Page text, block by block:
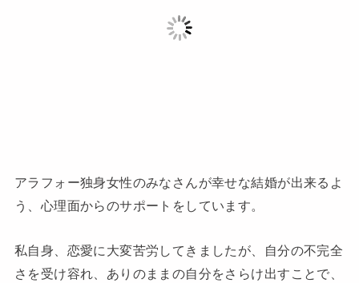
アラフォー独身女性のみなさんが幸せな結婚が出来るよ
う、心理面からのサポートをしています。
私自身、恋愛に大変苦労してきましたが、自分の不完全
さを受け容れ、ありのままの自分をさらけ出すことで、